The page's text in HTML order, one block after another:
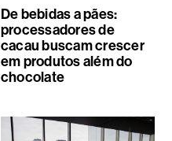
De bebidas a pães:
processadores de
cacau buscam crescer
em produtos além do
chocolate